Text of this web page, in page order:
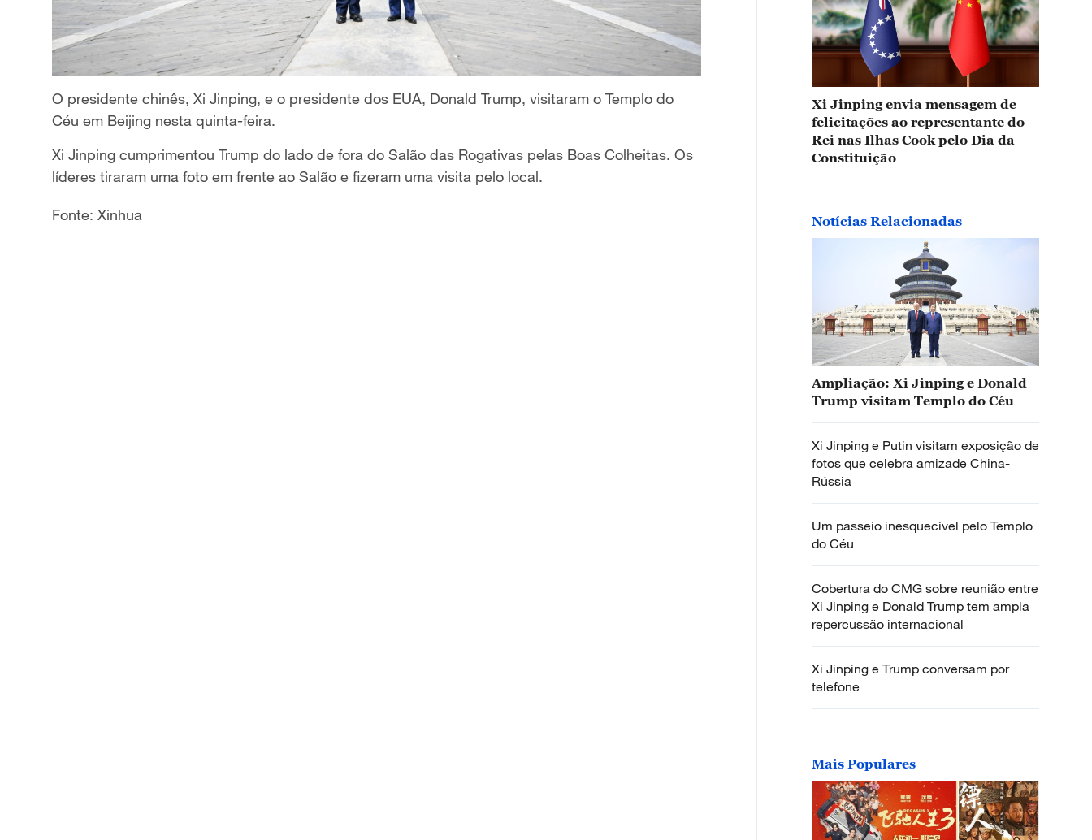
O presidente chinês, Xi Jinping, e o presidente dos EUA, Donald Trump, visitaram o Templo do
Céu em Beijing nesta quinta-feira.
Xi Jinping cumprimentou Trump do lado de fora do Salão das Rogativas pelas Boas Colheitas. Os
líderes tiraram uma foto em frente ao Salão e fizeram uma visita pelo local.
Fonte: Xinhua
Xi Jinping envia mensagem de
felicitações ao representante do
Rei nas Ilhas Cook pelo Dia da
Constituição
Notícias Relacionadas
Ampliação: Xi Jinping e Donald
Trump visitam Templo do Céu
Xi Jinping e Putin visitam exposição de
fotos que celebra amizade China-
Rússia
Um passeio inesquecível pelo Templo
do Céu
Cobertura do CMG sobre reunião entre
Xi Jinping e Donald Trump tem ampla
repercussão internacional
Xi Jinping e Trump conversam por
telefone
Mais Populares